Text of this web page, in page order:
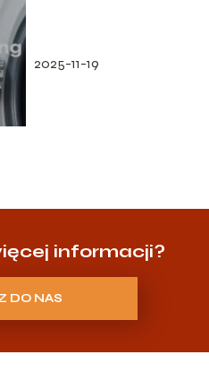
2025-11-19
informacji?
DO NAS